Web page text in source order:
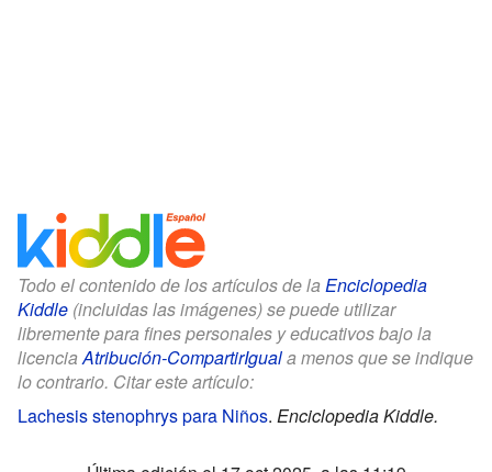
Todo el contenido de los artículos de la Enciclopedia
Kiddle (incluidas las imágenes) se puede utilizar
libremente para fines personales y educativos bajo la
licencia Atribución-CompartirIguala menos que se indique
lo contrario. Citar este artículo:
Lachesis stenophrys para Niños. Enciclopedia Kiddle.